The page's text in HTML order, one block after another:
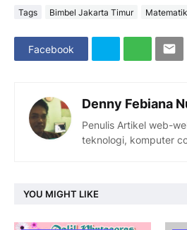
Tags Bimbel Jakarta Timur
Facebook
Denny Febiana
Penulis Artikel web-
teknologi, komputer
YOU MIGHT LIKE